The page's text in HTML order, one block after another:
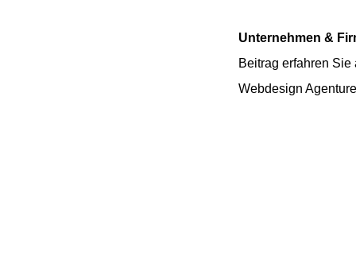
Unternehmen &
Beitrag erfahren
Webdesign